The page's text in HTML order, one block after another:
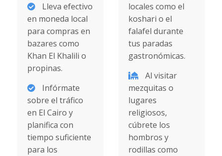
Lleva efectivo
en moneda local
para compras en
bazares como
Khan El Khalili o
propinas.
Infórmate
sobre el tráfico
en El Cairo y
planifica con
tiempo suficiente
para los
locales como el
koshari o el
falafel durante
tus paradas
gastronómicas.
Al visitar
mezquitas o
lugares
religiosos,
cúbrete los
hombros y
rodillas como